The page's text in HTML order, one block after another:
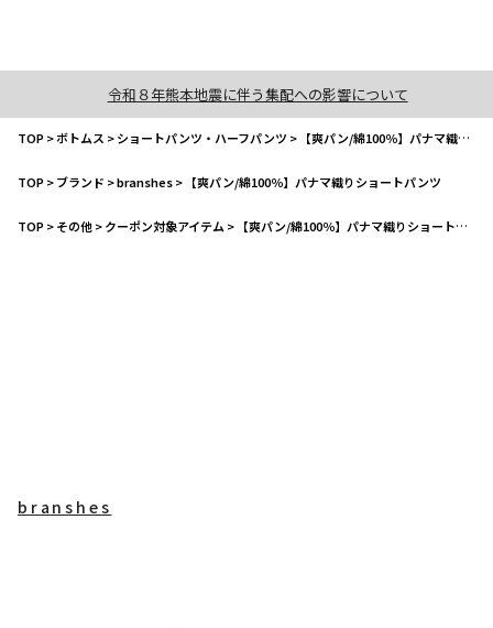
令和８年熊本地震に伴う集配への影響について
TOP>ボトムス >ショートパンツ・ハーフパンツ > 【爽パン/綿100％】パナマ織りショートパンツ
TOP>ブランド >branshes> 【爽パン/綿100％】パナマ織りショートパンツ
TOP>その他>クーポン対象アイテム > 【爽パン/綿100％】パナマ織りショートパンツ
branshes